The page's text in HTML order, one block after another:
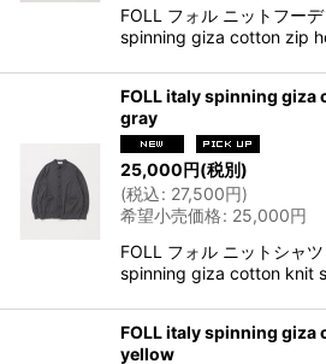
FOLL フォル ニットフー
spinning giza cotton zip
FOLL italy spinning giza
gray
25,000 円(税別)
(税込: 27,500円)
希望小売価格: 25,000円
FOLL フォル ニットシャ
spinning giza cotton knit
FOLL italy spinning giza
yellow